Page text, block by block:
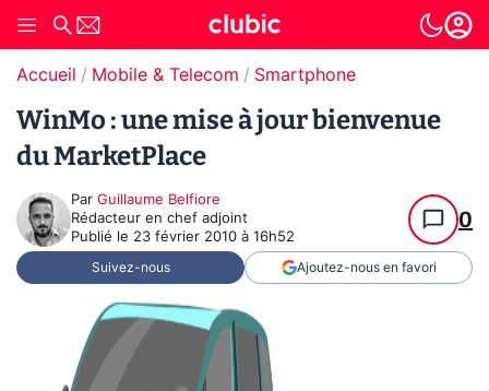
Accueil Mobile & Telecom Smartphone
WinMo : une mise à jour bienvenue
du MarketPlace
Par Guillaume Belfiore
Rédacteur en chef adjoint
Publié le 23 février 2010 à 16h52
0
Suivez-nous Ajoutez-nous en favori